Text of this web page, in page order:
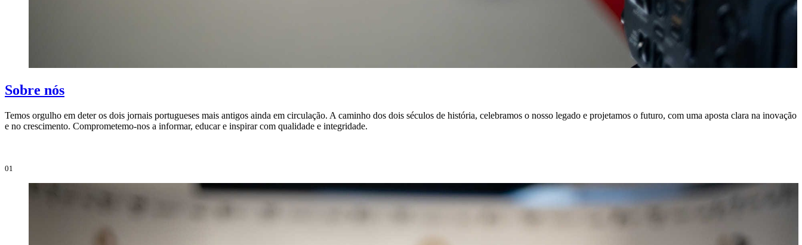
Sobre nós
Temos orgulho em deter os dois jornais portugueses mais antigos ainda em circulação. A caminho dos dois séculos de história, celebramos o nosso legado e projetamos o futuro, com uma aposta clara na inovação
e no crescimento. Comprometemo-nos a informar, educar e inspirar com qualidade e integridade.
01